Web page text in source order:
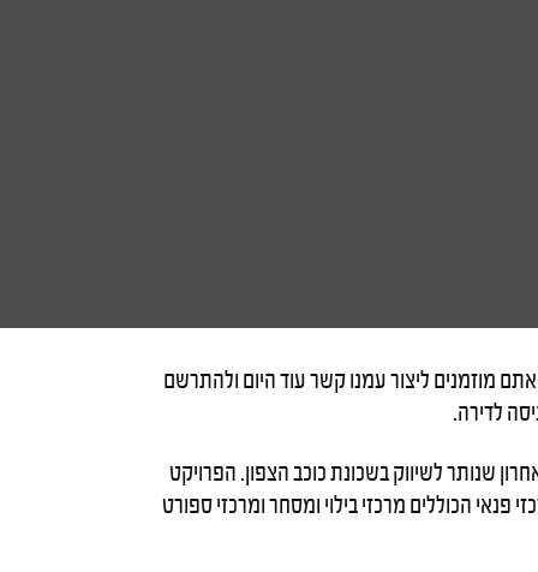
דירות למכירה בכוכב הצפון, דירות בנות 3 , 4 ו- 5 חדרים וכן דירות גן. אתם מוזמנים ליצור עמנו קשר עוד היום ולהתרשם
לדירה.
שנותר לשיווק בשכונת כוכב הצפון. הפרויקט
פנאי הכוללים מרכזי בילוי ומסחר ומרכזי ספורט